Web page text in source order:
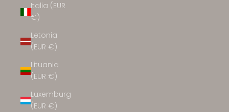
Italia (EUR
€)
Letonia
(EUR €)
Lituania
(EUR €)
Luxemburg
(EUR €)